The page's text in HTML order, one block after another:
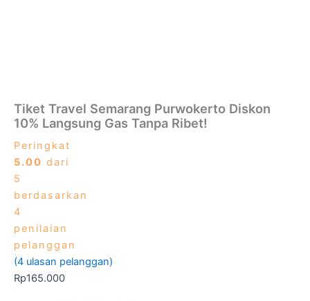
Tiket Travel Semarang Purwokerto Diskon
10% Langsung Gas Tanpa Ribet!
Peringkat
5.00 dari
5
berdasarkan
4
penilaian
pelanggan
(4 ulasan pelanggan)
Rp165.000